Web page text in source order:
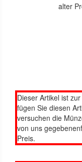
alter
Dieser Artikel ist
fügen Sie diesen
versuchen die
von uns
Preis.